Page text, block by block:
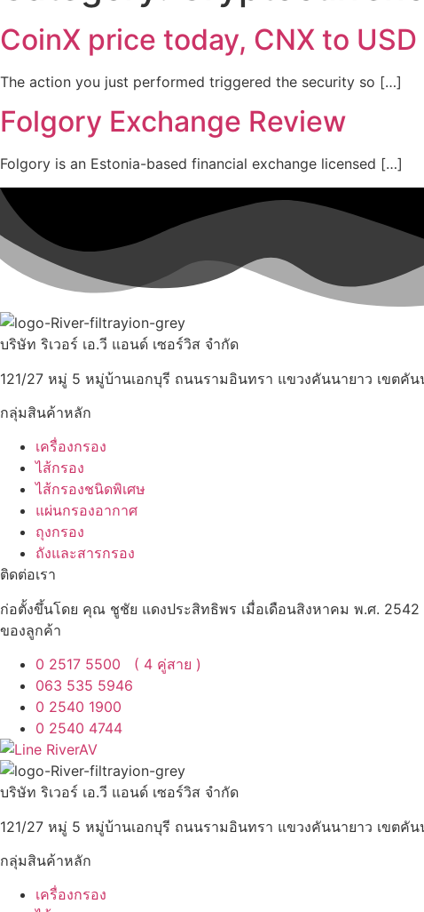
CoinX price today, CNX to
The action you just performed triggered the security so […]
Folgory Exchange Review
Folgory is an Estonia-based financial exchange licensed […]
บริษัท ริเวอร์ เอ.วี แอนด์ เซอร์วิส จำกัด
121/27 หมู่ 5 หมู่บ้านเอกบุรี ถนนรามอินทรา แขวงคันนายาว เขตคั
กลุ่มสินค้าหลัก
เครื่องกรอง
ไส้กรอง
ไส้กรองชนิดพิเศษ
แผ่นกรองอากาศ
ถุงกรอง
ถังและสารกรอง
ติดต่อเรา
ก่อตั้งขึ้นโดย คุณ ชูชัย แดงประสิทธิพร เมื่อเดือนสิงหาคม พ.ศ.
ของลูกค้า
0 2517 5500 ( 4 คู่สาย )
063 535 5946
0 2540 1900
0 2540 4744
บริษัท ริเวอร์ เอ.วี แอนด์ เซอร์วิส จำกัด
121/27 หมู่ 5 หมู่บ้านเอกบุรี ถนนรามอินทรา แขวงคันนายาว เขตคั
กลุ่มสินค้าหลัก
เครื่องกรอง